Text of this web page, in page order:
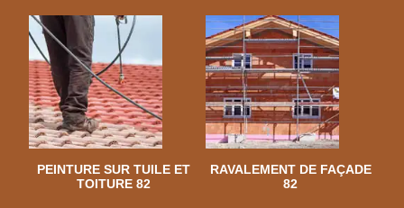
PEINTURE SUR TUILE ET
TOITURE 82
RAVALEMENT DE FAÇADE
82